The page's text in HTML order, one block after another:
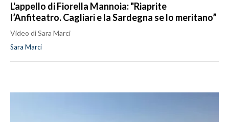
L'appello di Fiorella Mannoia: "Riaprite
l’Anfiteatro. Cagliari e la Sardegna se lo meritano”
Video di Sara Marci
Sara Marci